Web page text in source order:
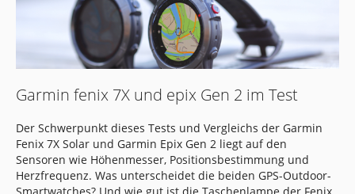
Garmin fenix 7X und epix Gen 2 im Test
Der Schwerpunkt dieses Tests und Vergleichs der Garmin
Fenix 7X Solar und Garmin Epix Gen 2 liegt auf den
Sensoren wie Höhenmesser, Positionsbestimmung und
Herzfrequenz. Was unterscheidet die beiden GPS-Outdoor-